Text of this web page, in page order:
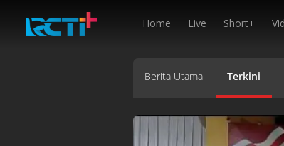
Home Live Short+
Berita Utama Terkini